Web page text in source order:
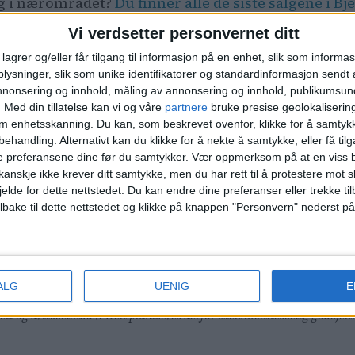
Vi verdsetter personvernet ditt
og/eller får tilgang til informasjon på en enhet, slik som
slik som unike identifikatorer og standardinformasjon sendt
og innhold, måling av annonsering og innhold,
Med din tillatelse kan vi og våre partnere bruke presise
enhetsskanning. Du kan, som beskrevet ovenfor, klikke for å
Alternativt kan du klikke for å nekte å samtykke, eller få
preferansene dine før du samtykker. Vær oppmerksom på at en viss
ikke krever ditt samtykke, men du har rett til å protestere mot
for dette nettstedet. Du kan endre dine preferanser eller trekke
til dette nettstedet og klikke på knappen "Personvern" nederst på
UENIG
31, 16.600.000 kroner 3. Åkerøveien
18C, 14.700.000 kroner
Refstad allé 6, 3.980.000 kroner 3.Ribstonveien
4.490.000 kroner
listen.
åpne, offentlige data, og er av allmenn interesse for leserne av
og artikkelmaler. Den publiseres derfor uten menneskelig